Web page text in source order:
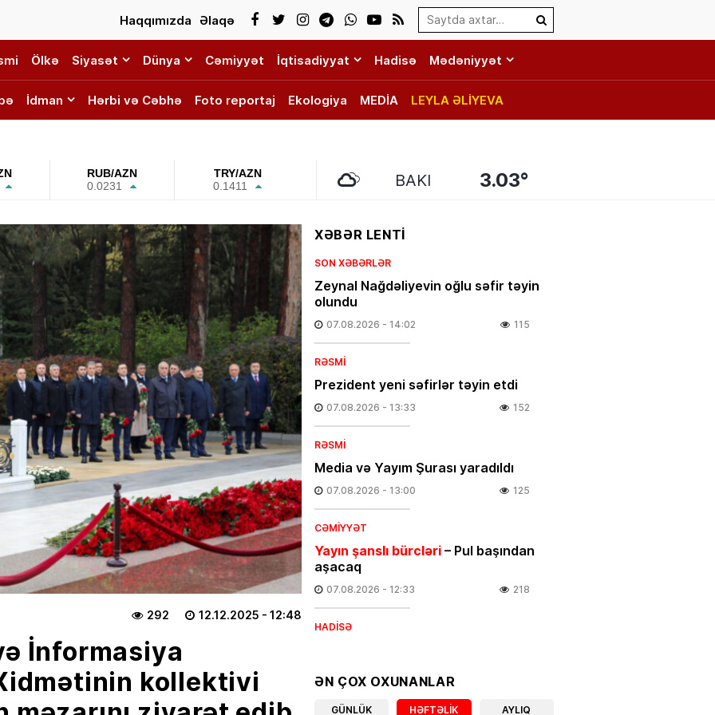
Search…
Haqqımızda Əlaqə
Ölkə Siyasət Dünya Cəmiyyət İqtisadiyyat Hadisə Mədəniyyət
İdman Hərbi və Cəbhə Foto reportaj Ekologiya MEDİA LEYLA ƏLİYEVA
RUB/AZN
0.0231
TRY/AZN
0.1411
BAKI 3.03°
12.12.2025 - 12:48
292
İnformasiya
kollektivi
XƏBƏR LENTİ
SON XƏBƏRLƏR
Zeynal Nağdəliyevin oğlu səfir təyin
olundu
07.08.2026 - 14:02 115
RƏSMI
Prezident yeni səfirlər təyin etdi
07.08.2026 - 13:33 152
RƏSMI
Media və Yayım Şurası yaradıldı
07.08.2026 - 13:00 125
CƏMIYYƏT
Yayın şanslı bürcləri– Pul başından
aşacaq
07.08.2026 - 12:33 218
HADISƏ
CƏMIYYƏT
ƏN ÇOX OXUNANLAR
GÜNLÜK HƏFTƏLIK AYLIQ